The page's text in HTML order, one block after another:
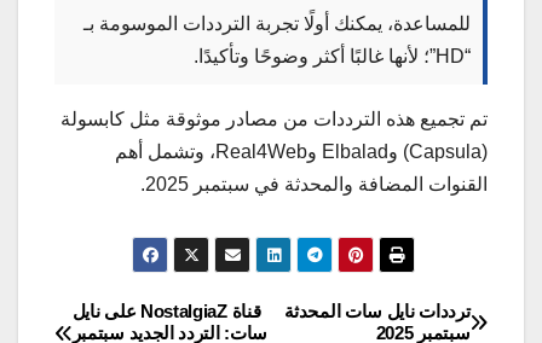
للمساعدة، يمكنك أولًا تجربة الترددات الموسومة بـ
“HD”؛ لأنها غالبًا أكثر وضوحًا وتأكيدًا.
تم تجميع هذه الترددات من مصادر موثوقة مثل كابسولة
(Capsula) وElbalad وReal4Web، وتشمل أهم
القنوات المضافة والمحدثة في سبتمبر 2025.
تصفّح
قناة NostalgiaZ على نايل
سات: التردد الجديد سبتمبر
ترددات نايل سات المحدثة
سبتمبر 2025